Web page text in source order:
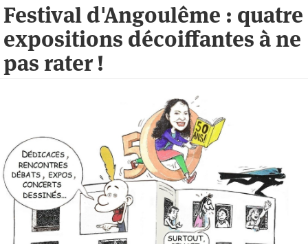
Festival d'Angoulême : quatre
expositions décoiffantes à ne
pas rater !